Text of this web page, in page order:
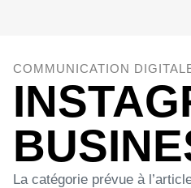
COMMUNICATION
La catégorie prévue à